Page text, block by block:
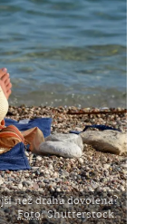
než drahá dovolená?
Foto: Shutterstock.